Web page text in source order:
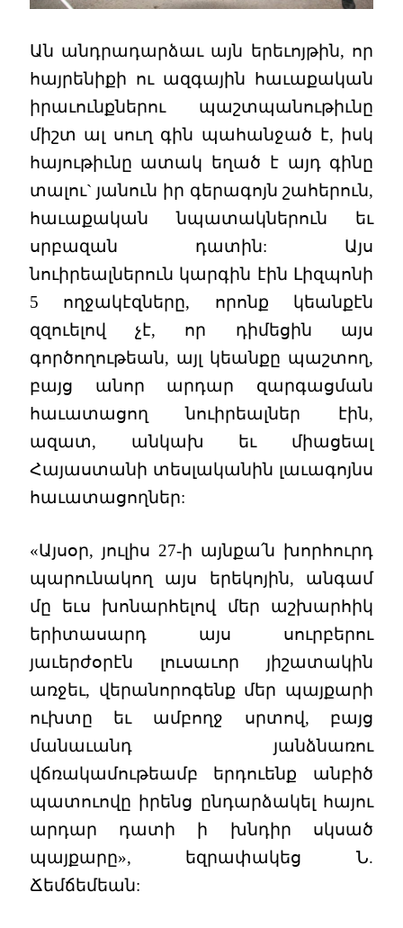
Ան անդրադարձաւ այն երեւոյթին, որ
հայրենիքի ու ազգային հաւաքական
իրաւունքներու պաշտպանութիւնը
միշտ ալ սուղ գին պահանջած է, իսկ
հայութիւնը ատակ եղած է այդ գինը
տալու` յանուն իր գերագոյն շահերուն,
հաւաքական նպատակներուն եւ
սրբազան դատին: Այս
նուիրեալներուն կարգին էին Լիզպոնի
5 ողջակէզները, որոնք կեանքէն
զզուելով չէ, որ դիմեցին այս
գործողութեան, այլ կեանքը պաշտող,
բայց անոր արդար զարգացման
հաւատացող նուիրեալներ էին,
ազատ, անկախ եւ միացեալ
Հայաստանի տեսլականին լաւագոյնս
հաւատացողներ:
«Այսօր, յուլիս 27-ի այնքա՛ն խորհուրդ
պարունակող այս երեկոյին, անգամ
մը եւս խոնարհելով մեր աշխարհիկ
երիտասարդ այս սուրբերու
յաւերժօրէն լուսաւոր յիշատակին
առջեւ, վերանորոգենք մեր պայքարի
ուխտը եւ ամբողջ սրտով, բայց
մանաւանդ յանձնառու
վճռակամութեամբ երդուենք անբիծ
պատուովը իրենց ընդարձակել հայու
արդար դատի ի խնդիր սկսած
պայքարը», եզրափակեց Ն.
Ճեմճեմեան: